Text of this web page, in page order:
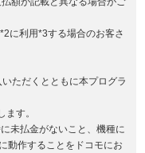
に利用*3する場合のお客さ
ただくとともに本プログラ
す。
未払金がないこと、機種に
動作することをドコモにお